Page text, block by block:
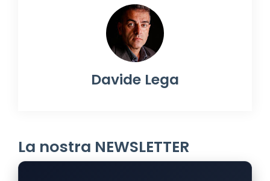
Davide Lega
La nostra NEWSLETTER